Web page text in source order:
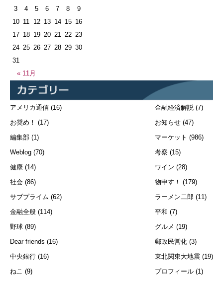
« 11月
3
4 5 6 7 8
9
10 11 12 13 14 15 16
17 18 19 20 21 22 23
24 25 26 27 28 29 30
31
アメリカ通信 (16)
お奨め！ (17)
編集部 (1)
Weblog (70)
健康 (14)
社会 (86)
サブプライム (62)
金融全般 (114)
野球 (89)
Dear friends (16)
中央銀行 (16)
ねこ (9)
金融経済解説 (7)
お知らせ (47)
マーケット (986)
考察 (15)
ワイン (28)
物申す！ (179)
ラーメン二郎 (11)
平和 (7)
グルメ (19)
郵政民営化 (3)
東北関東大地震 (19)
プロフィール (1)